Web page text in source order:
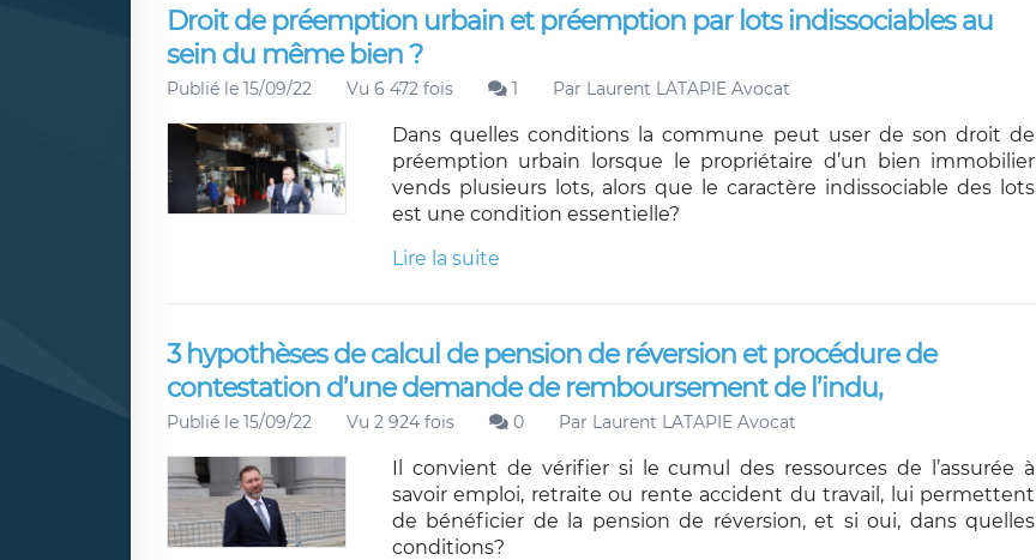
Droit de préemption urbain et préemption par lots indissociables au
sein du même bien ?
Publié le 15/09/22 Vu 6 472 fois 1 Par Laurent LATAPIE Avocat
Dans quelles conditions la commune peut user de son droit de
préemption urbain lorsque le propriétaire d’un bien immobilier
vends plusieurs lots, alors que le caractère indissociable des lots
est une condition essentielle?
Lire la suite
3 hypothèses de calcul de pension de réversion et procédure de
contestation d’une demande de remboursement de l’indu,
Publié le 15/09/22 Vu 2 924 fois 0 Par Laurent LATAPIE Avocat
Il convient de vérifier si le cumul des ressources de l’assurée à
savoir emploi, retraite ou rente accident du travail, lui permettent
de bénéficier de la pension de réversion, et si oui, dans quelles
conditions?